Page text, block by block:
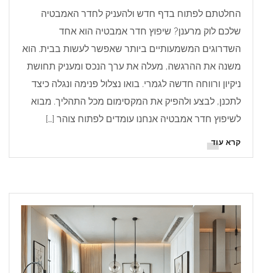
החלטתם לפתוח בדף חדש ולהעניק לחדר האמבטיה
שלכם לוק מרענן? שיפוץ חדר אמבטיה הוא אחד
השדרוגים המשמעותיים ביותר שאפשר לעשות בבית. הוא
משנה את ההרגשה, מעלה את ערך הנכס ומעניק תחושת
ניקיון ורווחה חדשה לגמרי. בואו נצלול פנימה ונגלה כיצד
לתכנן, לבצע ולהפיק את המקסימום מכל התהליך. מבוא
לשיפוץ חדר אמבטיה אנחנו עומדים לפתוח צוהר […]
קרא עוד